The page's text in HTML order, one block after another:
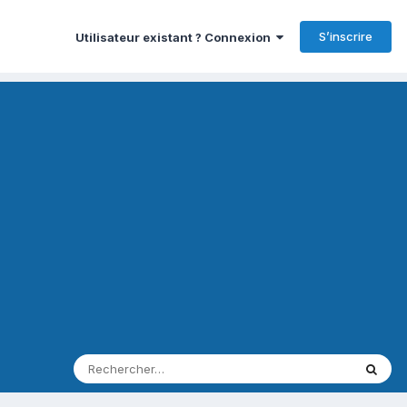
Utilisateur existant ? Connexion S’inscrire